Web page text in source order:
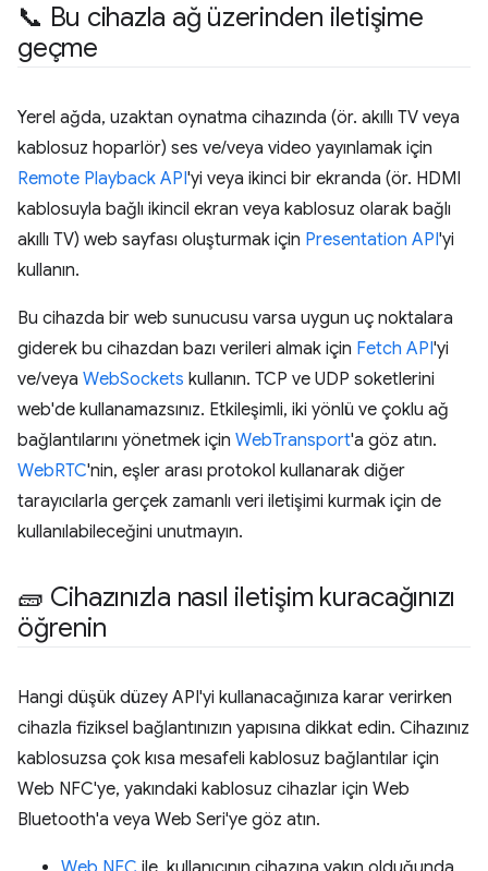
📞 Bu cihazla ağ üzerinden iletişime
geçme
Yerel ağda, uzaktan oynatma cihazında (ör. akıllı TV veya
kablosuz hoparlör) ses ve/veya video yayınlamak için
Remote Playback API'yi veya ikinci bir ekranda (ör. HDMI
kablosuyla bağlı ikincil ekran veya kablosuz olarak bağlı
akıllı TV) web sayfası oluşturmak için Presentation API'yi
kullanın.
Bu cihazda bir web sunucusu varsa uygun uç noktalara
giderek bu cihazdan bazı verileri almak için Fetch API'yi
ve/veya WebSockets kullanın. TCP ve UDP soketlerini
web'de kullanamazsınız. Etkileşimli, iki yönlü ve çoklu ağ
bağlantılarını yönetmek için WebTransport'a göz atın.
WebRTC'nin, eşler arası protokol kullanarak diğer
tarayıcılarla gerçek zamanlı veri iletişimi kurmak için de
kullanılabileceğini unutmayın.
🧱 Cihazınızla nasıl iletişim kuracağınızı
öğrenin
Hangi düşük düzey API'yi kullanacağınıza karar verirken
cihazla fiziksel bağlantınızın yapısına dikkat edin. Cihazınız
kablosuzsa çok kısa mesafeli kablosuz bağlantılar için
Web NFC'ye, yakındaki kablosuz cihazlar için Web
Bluetooth'a veya Web Seri'ye göz atın.